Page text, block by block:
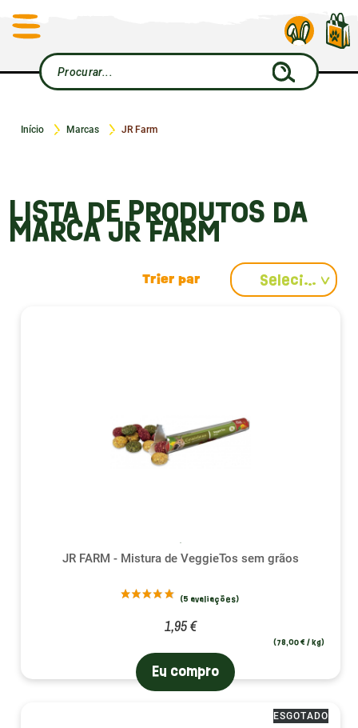
Início Marcas JR Farm
LISTA DE PRODUTOS DA
MARCA JR FARM
Selecionar
JR FARM - Mistura de VeggieTos sem grãos
1,95 €
(78,00 € / kg)
Eu compro
ESGOTADO